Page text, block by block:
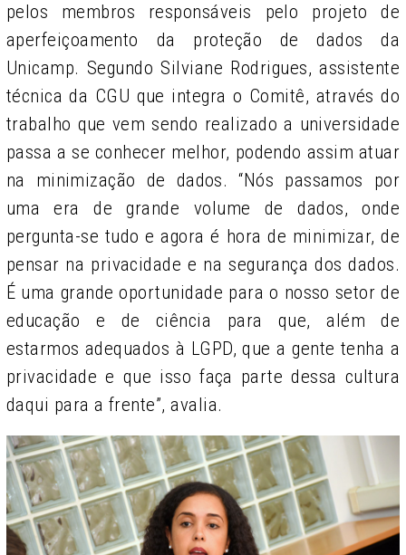
pelos membros responsáveis pelo projeto de
aperfeiçoamento da proteção de dados da
Unicamp. Segundo Silviane Rodrigues, assistente
técnica da CGU que integra o Comitê, através do
trabalho que vem sendo realizado a universidade
passa a se conhecer melhor, podendo assim atuar
na minimização de dados. “Nós passamos por
uma era de grande volume de dados, onde
pergunta-se tudo e agora é hora de minimizar, de
pensar na privacidade e na segurança dos dados.
É uma grande oportunidade para o nosso setor de
educação e de ciência para que, além de
estarmos adequados à LGPD, que a gente tenha a
privacidade e que isso faça parte dessa cultura
daqui para a frente”, avalia.